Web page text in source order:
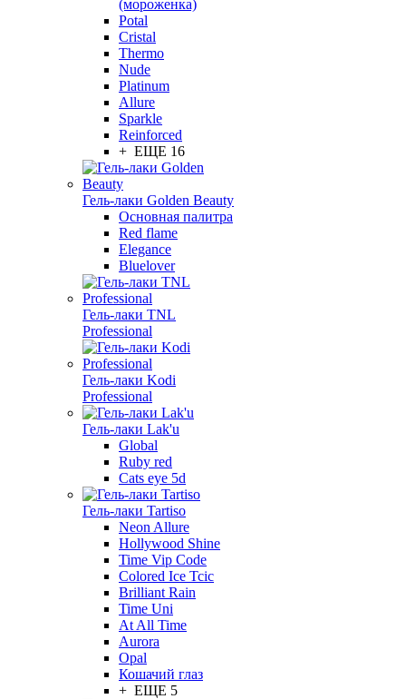
(мороженка)
Potal
Cristal
Thermo
Nude
Platinum
Allure
Sparkle
Reinforced
+ ЕЩЕ 16
Гель-лаки Golden Beauty
Основная палитра
Red flame
Elegance
Bluelover
Гель-лаки TNL
Professional
Гель-лаки Kodi
Professional
Гель-лаки Lak'u
Global
Ruby red
Cats eye 5d
Гель-лаки Tartiso
Neon Allure
Hollywood Shine
Time Vip Code
Colored Ice Tcic
Brilliant Rain
Time Uni
At All Time
Aurora
Opal
Кошачий глаз
+ ЕЩЕ 5